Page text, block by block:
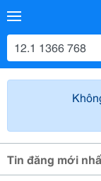
Tin đăng mới